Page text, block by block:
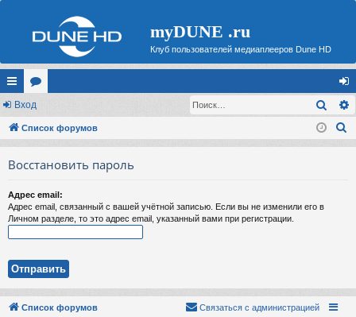
myDUNE .ru
Клуб пользователей медиаплееров Dune HD
с
ы
ор
ум
хо
д
Вход
Список форумов
Восстановить пароль
Адрес email:
Адрес email, связанный с вашей учётной записью. Если вы не изменили его в
Личном разделе, то это адрес email, указанный вами при регистрации.
Список форумов Связаться с администрацией